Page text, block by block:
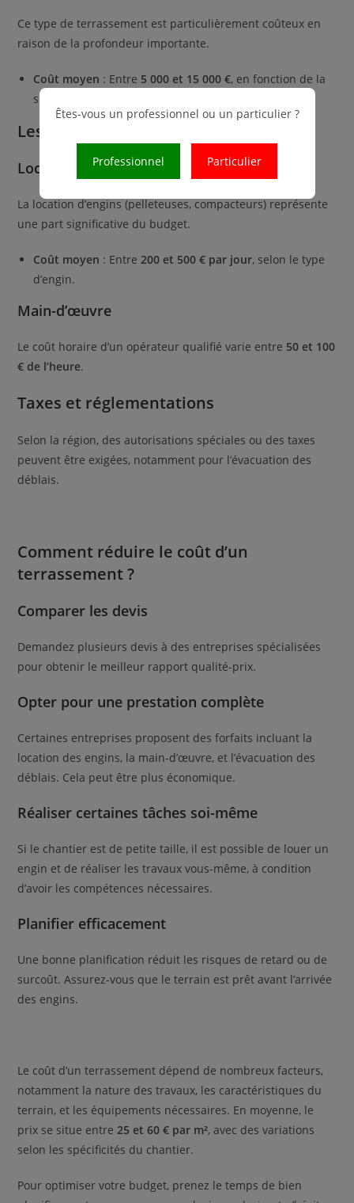
Ce type de terrassement est particulièrement coûteux en
raison de la profondeur importante.
Coût moyen : Entre 5 000 et 15 000 €, en fonction de la
surface et du type de sol.
Les frais annexes à considérer
Location des engins
La location d’engins (pelleteuses, compacteurs) représente
une part significative du budget.
Coût moyen : Entre 200 et 500 € par jour, selon le type
d’engin.
Main-d’œuvre
Le coût horaire d’un opérateur qualifié varie entre 50 et 100
€ de l’heure.
Taxes et réglementations
Selon la région, des autorisations spéciales ou des taxes
peuvent être exigées, notamment pour l’évacuation des
déblais.
Comment réduire le coût d’un
terrassement ?
Comparer les devis
Demandez plusieurs devis à des entreprises spécialisées
pour obtenir le meilleur rapport qualité-prix.
Opter pour une prestation complète
Certaines entreprises proposent des forfaits incluant la
location des engins, la main-d’œuvre, et l’évacuation des
déblais. Cela peut être plus économique.
Réaliser certaines tâches soi-même
Si le chantier est de petite taille, il est possible de louer un
engin et de réaliser les travaux vous-même, à condition
d’avoir les compétences nécessaires.
Planifier efficacement
Une bonne planification réduit les risques de retard ou de
surcoût. Assurez-vous que le terrain est prêt avant l’arrivée
des engins.
Le coût d’un terrassement dépend de nombreux facteurs,
notamment la nature des travaux, les caractéristiques du
terrain, et les équipements nécessaires. En moyenne, le
prix se situe entre 25 et 60 € par m², avec des variations
selon les spécificités du chantier.
Pour optimiser votre budget, prenez le temps de bien
Êtes-vous un professionnel ou un particulier ?
Professionnel Particulier